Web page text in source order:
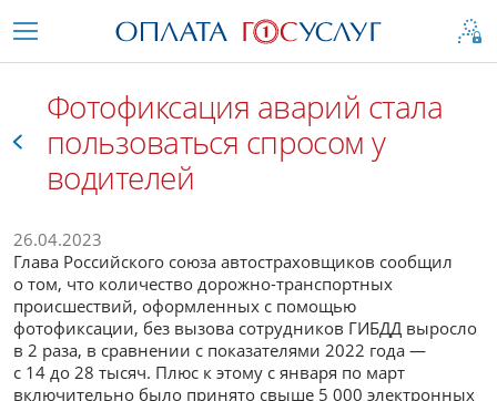
Фотофиксация аварий стала
пользоваться спросом у
водителей
26.04.2023
Глава Российского союза автостраховщиков сообщил
о том, что количество дорожно-транспортных
происшествий, оформленных с помощью
фотофиксации, без вызова сотрудников ГИБДД выросло
в 2 раза, в сравнении с показателями 2022 года —
с 14 до 28 тысяч. Плюс к этому с января по март
включительно было принято свыше 5 000 электронных